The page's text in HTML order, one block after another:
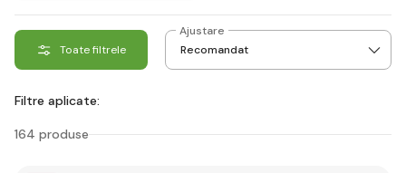
Toate filtrele
Ajustare
Filtre aplicate:
164 produse